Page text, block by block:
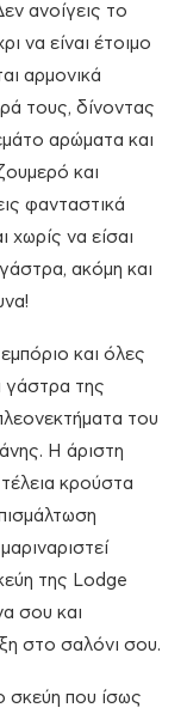
ανοίγεις το
να είναι έτοιμο
αρμονικά
τους, δίνοντας
αρώματα και
και
φανταστικά
χωρίς να είσαι
ακόμη και
και όλες
γάστρα της
του
Η άριστη
κρούστα
της Lodge
σου και
στο σαλόνι σου.
σκεύη που ίσως